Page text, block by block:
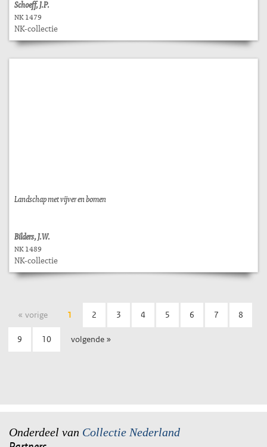
Schoeff, J.P.
NK 1479
NK-collectie
Landschap met vijver en bomen
Bilders, J.W.
NK 1489
NK-collectie
« vorige 1 2 3 4 5 6 7 8
9 10 volgende »
Onderdeel van Collectie Nederland